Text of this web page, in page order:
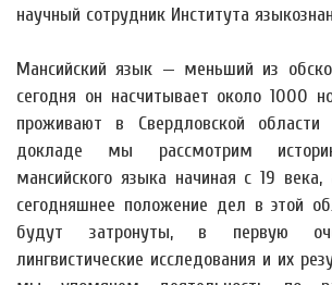
научный сотрудник Института
Мансийский язык — меньший из
сегодня он насчитывает около 1000
проживают в Свердловской
докладе мы рассмотрим
мансийского языка начиная с 19
сегодняшнее положение дел в этой
будут затронуты, в первую
лингвистические исследования и их